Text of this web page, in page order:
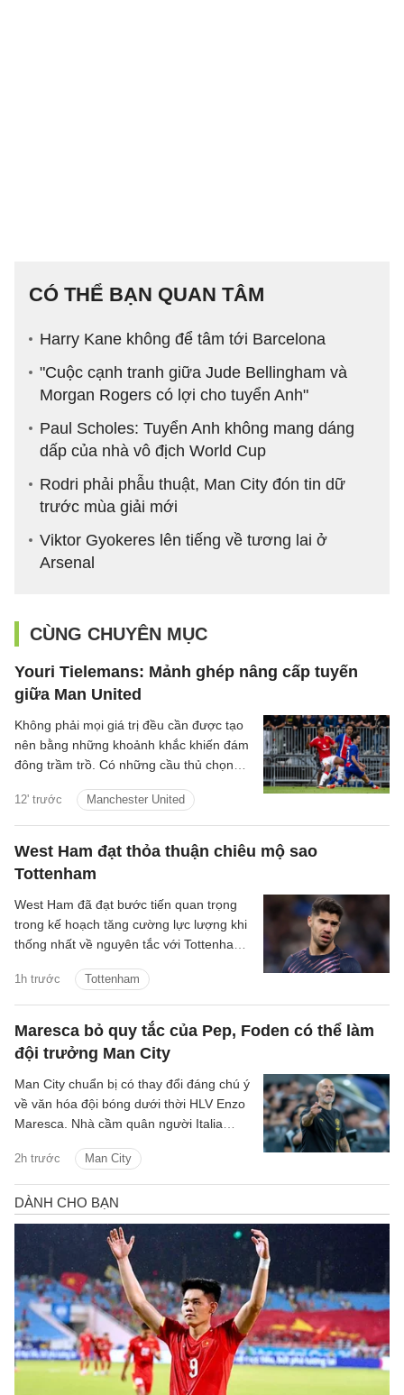
CÓ THỂ BẠN QUAN TÂM
Harry Kane không để tâm tới Barcelona
"Cuộc cạnh tranh giữa Jude Bellingham và
Morgan Rogers có lợi cho tuyển Anh"
Paul Scholes: Tuyển Anh không mang dáng
dấp của nhà vô địch World Cup
Rodri phải phẫu thuật, Man City đón tin dữ
trước mùa giải mới
Viktor Gyokeres lên tiếng về tương lai ở
Arsenal
CÙNG CHUYÊN MỤC
Youri Tielemans: Mảnh ghép nâng cấp tuyến
giữa Man United
12' trước Manchester United
Không phải mọi giá trị đều cần được tạo
nên bằng những khoảnh khắc khiến đám
đông trầm trồ. Có những cầu thủ chọn
một pha xoay người đúng lúc, một đường
chuyền tưởng như giản đơn nhưng mở ra
cả khoảng trời phía trước. Youri
Tielemans là kiểu tiền vệ như thế.
West Ham đạt thỏa thuận chiêu mộ sao
Tottenham
1h trước Tottenham
West Ham đã đạt bước tiến quan trọng
trong kế hoạch tăng cường lực lượng khi
thống nhất về nguyên tắc với Tottenham
Maresca bỏ quy tắc của Pep, Foden có thể làm
đội trưởng Man City
2h trước Man City
Man City chuẩn bị có thay đổi đáng chú ý
về văn hóa đội bóng dưới thời HLV Enzo
Maresca. Nhà cầm quân người Italia
chọn đội trưởng từng được Pep
Guardiola duy trì trong nhiều năm.